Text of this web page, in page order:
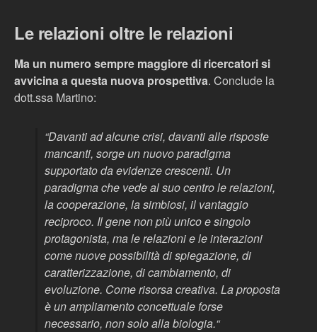
Le relazioni oltre le relazioni
Ma un numero sempre maggiore di ricercatori si
avvicina a questa nuova prospettiva. Conclude la
dott.ssa Martino:
“Davanti ad alcune crisi, davanti alle risposte
mancanti, sorge un nuovo paradigma
supportato da evidenze crescenti. Un
paradigma che vede al suo centro le relazioni,
la cooperazione, la simbiosi, il vantaggio
reciproco. Il gene non più unico e singolo
protagonista, ma le relazioni e le interazioni
come nuove possibilità di spiegazione, di
caratterizzazione, di cambiamento, di
evoluzione. Come risorsa creativa. La proposta
è un ampliamento concettuale forse
necessario, non solo alla biologia.“